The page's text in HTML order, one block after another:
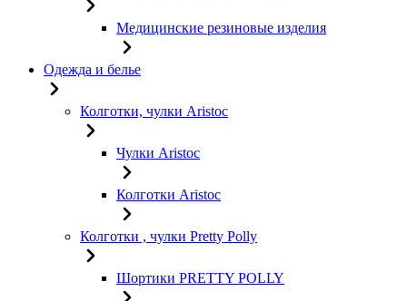
Медицинские резиновые изделия
Одежда и белье
Колготки, чулки Aristoc
Чулки Aristoc
Колготки Aristoc
Колготки , чулки Pretty Polly
Шортики PRETTY POLLY